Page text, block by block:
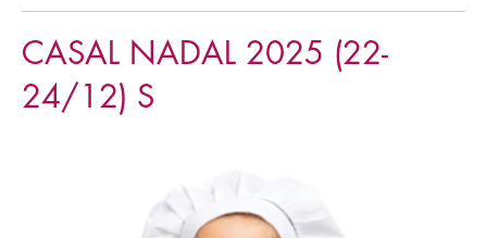
CASAL NADAL 2025 (22-
24/12) S